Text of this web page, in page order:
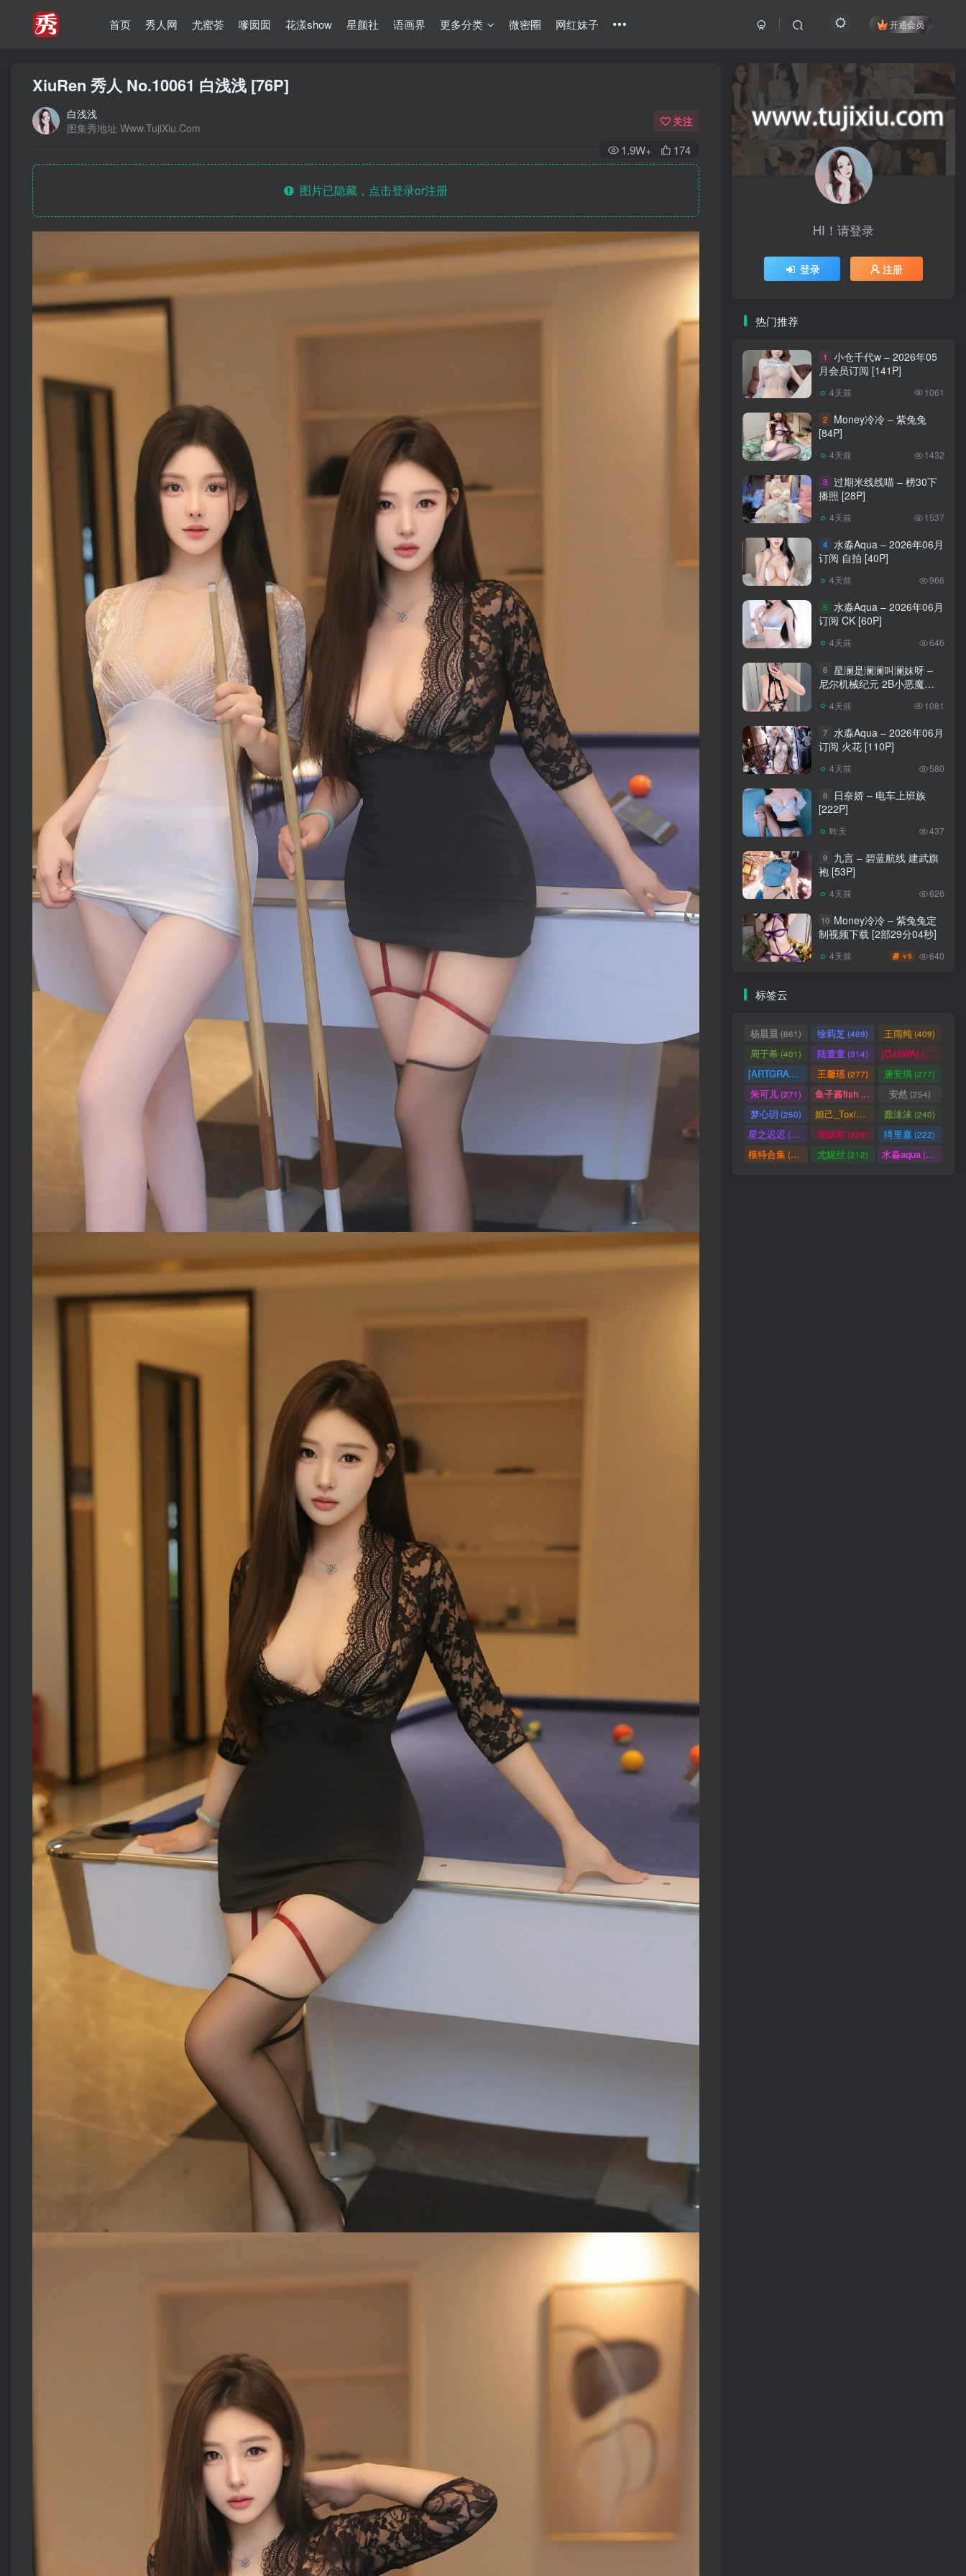
首页 秀人网 尤蜜荟 嗲囡囡 花漾show 星颜社 语画界 更多分类 微密圈 网红妹子 开通会员
XiuRen 秀人 No.10061 白浅浅 [76P]
白浅浅
图集秀地址 Www.TujiXiu.Com
关注
1.9W+ 174
图片已隐藏，点击登录or注册
HI！请登录
登录 注册
热门推荐
1
小仓千代w – 2026年05
月会员订阅 [141P]
4天前 1061
2
Money冷冷 – 紫兔兔
[84P]
4天前 1432
3 过期米线线喵 – 榜30下
播照 [28P]
4天前 1537
4 水淼Aqua – 2026年06月
订阅 自拍 [40P]
4天前 966
5 水淼Aqua – 2026年06月
订阅 CK [60P]
4天前 646
6 星澜是澜澜叫澜妹呀 –
尼尔机械纪元 2B小恶魔
4天前 1081
7 水淼Aqua – 2026年06月
订阅 火花 [110P]
4天前 580
8
日奈娇 – 电车上班族
[222P]
昨天 437
9
九言 – 碧蓝航线 建武旗
袍 [53P]
4天前 626
10 Money冷冷 – 紫兔兔定
制视频下载 [2部29分04秒]
4天前 ￥5 640
标签云
杨晨晨 (661) 徐莉芝(469) 王雨纯(409)
周于希 (401) 陆萱萱(314) [DJAWA] (290)
[ARTGRAVIA] (290)
王馨瑶(277) 唐安琪(277)
朱可儿(271) 鱼子酱fish 安然 (254)
梦心玥 (250) 妲己_Toxic(247)蠢沫沫 (240)
星之迟迟 (238) 周妍希(229) 绮里嘉(222)
模特合集(218) 尤妮丝 (212) 水淼aqua(172)